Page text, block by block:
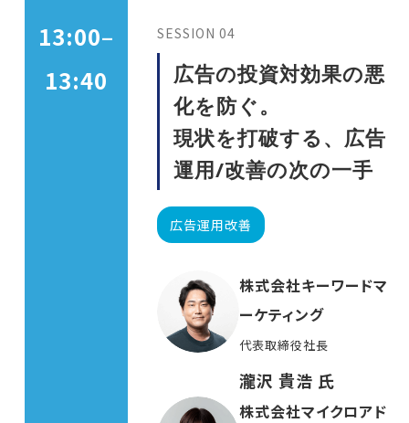
13:00–
13:40
SESSION 04
広告の投資対効果の悪
化を防ぐ。
現状を打破する、広告
運用/改善の次の一手
広告運用改善
株式会社キーワードマ
ーケティング
代表取締役社長
瀧沢 貴浩 氏
株式会社マイクロアド